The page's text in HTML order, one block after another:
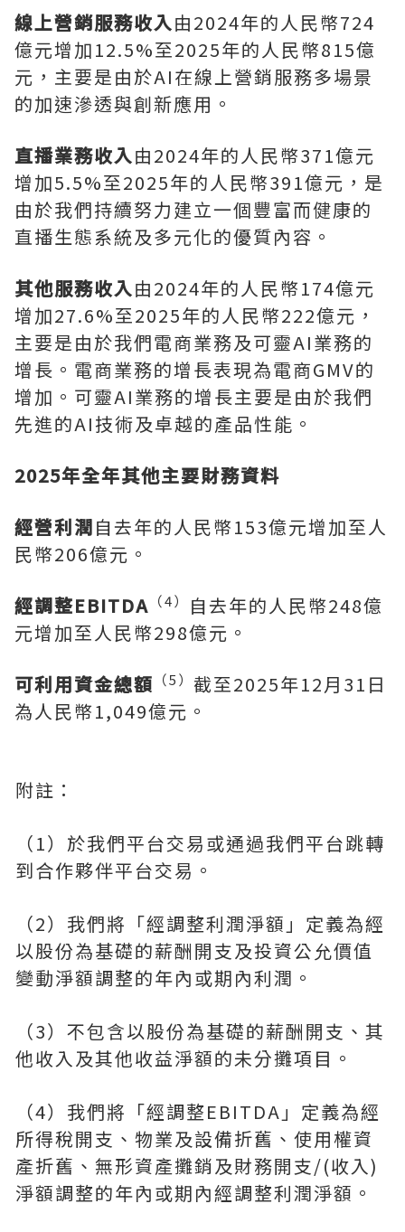
線上營銷服務收入由2024年的人民幣724
億元增加12.5%至2025年的人民幣815億
元，主要是由於AI在線上營銷服務多場景
的加速滲透與創新應用。
直播業務收入由2024年的人民幣371億元
增加5.5%至2025年的人民幣391億元，是
由於我們持續努力建立一個豐富而健康的
直播生態系統及多元化的優質內容。
其他服務收入由2024年的人民幣174億元
增加27.6%至2025年的人民幣222億元，
主要是由於我們電商業務及可靈AI業務的
增長。電商業務的增長表現為電商GMV的
增加。可靈AI業務的增長主要是由於我們
先進的AI技術及卓越的產品性能。
2025年全年其他主要財務資料
經營利潤自去年的人民幣153億元增加至人
民幣206億元。
經調整EBITDA （4）
自去年的人民幣248億
元增加至人民幣298億元。
可利用資金總額 （5） 截至2025年12月31日
為人民幣1,049億元。
附註：
（1）於我們平台交易或通過我們平台跳轉
到合作夥伴平台交易。
（2）我們將「經調整利潤淨額」定義為經
以股份為基礎的薪酬開支及投資公允價值
變動淨額調整的年內或期內利潤。
（3）不包含以股份為基礎的薪酬開支、其
他收入及其他收益淨額的未分攤項目。
（4）我們將「經調整EBITDA」定義為經
所得稅開支、物業及設備折舊、使用權資
產折舊、無形資產攤銷及財務開支/(收入)
淨額調整的年內或期內經調整利潤淨額。